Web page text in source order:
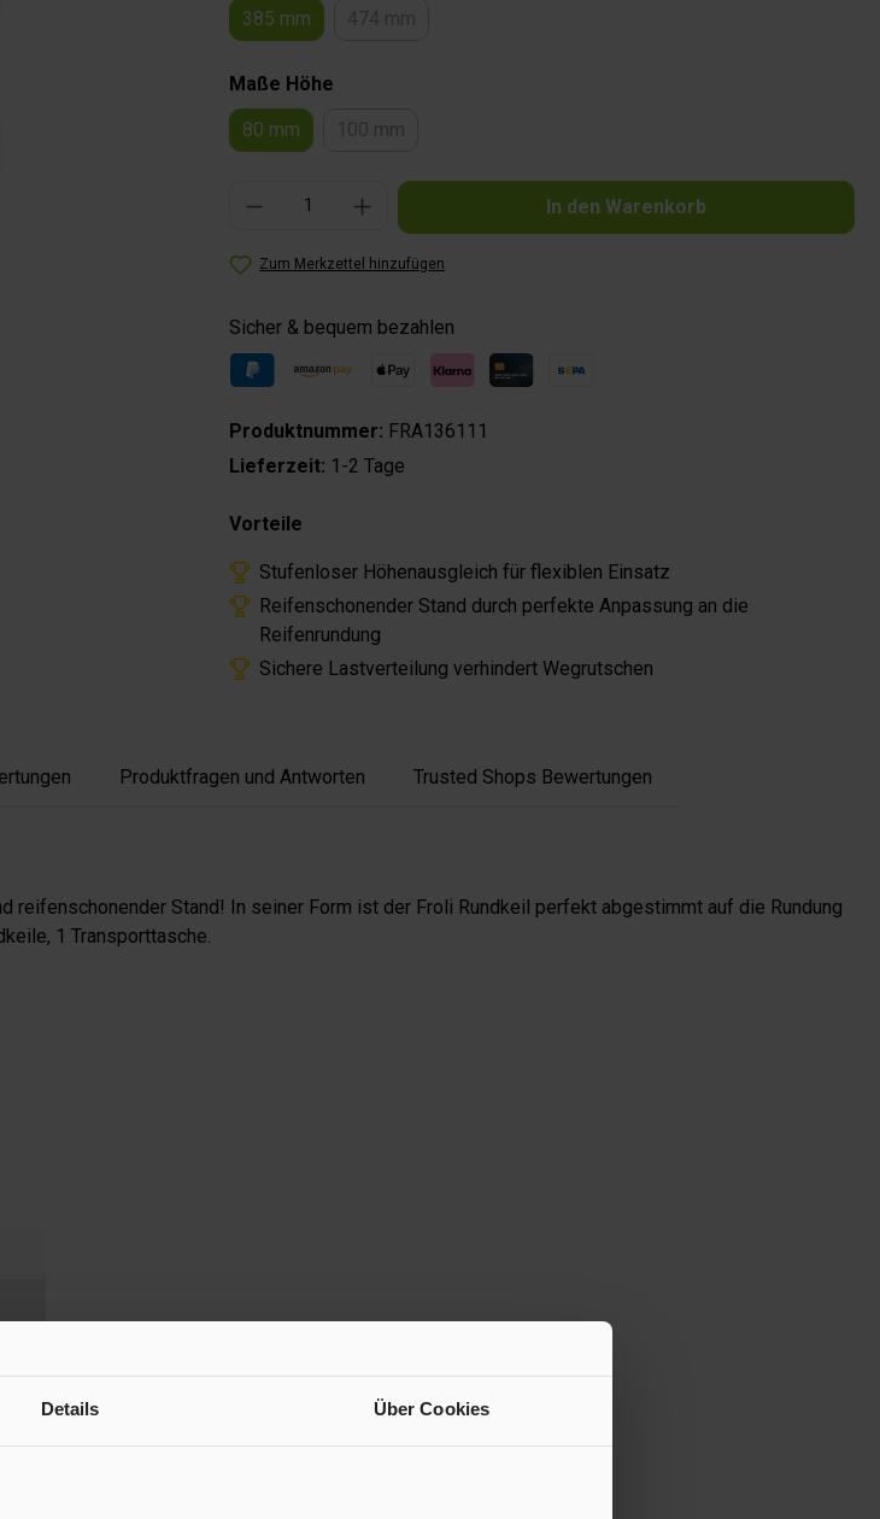
Details Über Cookies
385 mm
Maße Höheauswählen
80 mm
Produkt Anzahl: Gib den gewünschten Wert ein oder benutze die Schaltflächen um die Anzahl
In den Warenkorb
Zum Merkzettel hinzufügen
Sicher & bequem bezahlen
Produktnummer: FRA136111
Lieferzeit: 1-2 Tage
Vorteile
Stufenloser Höhenausgleich für flexiblen Einsatz
Reifenschonender Stand durch perfekte Anpassung an die
Reifenrundung
Sichere Lastverteilung verhindert Wegrutschen
Produktfragen und Antworten Trusted Shops Bewertungen
reifenschonender Stand! In seiner Form ist der Froli Rundkeil perfekt abgestimmt auf die Rundung
1 Transporttasche.